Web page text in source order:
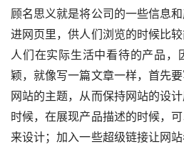
顾名思义就是将公司的一些信息
进网页里，供人们浏览的时候比
人们在实际生活中看待的产品，
颖，就像写一篇文章一样，首先
网站的主题，从而保持网站的设计
时候，在展现产品描述的时候，
来设计；加入一些超级链接让网